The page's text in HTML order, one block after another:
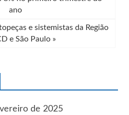
ano
e sistemistas da Região
e São Paulo »
de 2025